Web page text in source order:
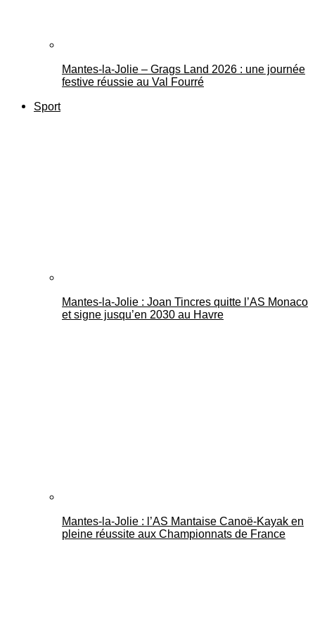
Mantes-la-Jolie – Grags Land 2026 : une journée
festive réussie au Val Fourré
Sport
Mantes-la-Jolie : Joan Tincres quitte l’AS Monaco
et signe jusqu’en 2030 au Havre
Mantes-la-Jolie : l’AS Mantaise Canoë‑Kayak en
pleine réussite aux Championnats de France